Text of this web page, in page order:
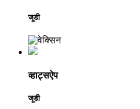
जूडी
व्हाट्सऐप
जूडी